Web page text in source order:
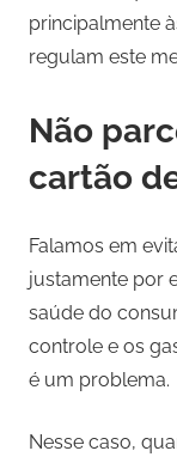
principalmente
regulam este
Não
cartão
Falamos em
justamente por
saúde do
controle e os
é um problema.
Nesse caso,